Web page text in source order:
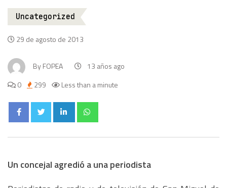
Uncategorized
29 de agosto de 2013
ByFOPEA
13 años ago
0
299 Less than a minute
Un concejal agredió a una periodista